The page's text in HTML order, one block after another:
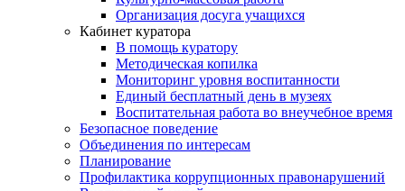
Организация досуга учащихся
Кабинет куратора
В помощь куратору
Методическая копилка
Мониторинг уровня воспитанности
Единый бесплатный день в музеях
Воспитательная работа во внеучебное время
Безопасное поведение
Объединения по интересам
Планирование
Профилактика коррупционных правонарушений